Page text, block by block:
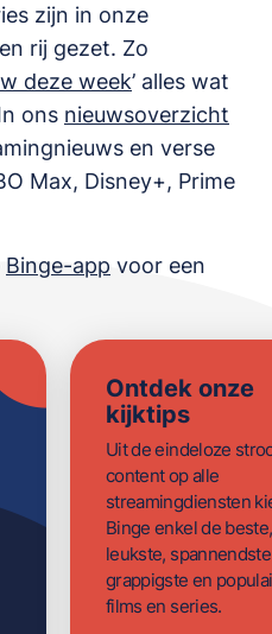
zijn in onze
rij gezet. Zo
deze week’ alles wat
ons nieuwsoverzicht
en verse
Max, Disney+, Prime
Binge-app voor een
Ontdek onze
kijktips
Uit de eindeloze
content op alle
streamingdiensten
Binge enkel de beste,
leukste,
grappigste en
films en series.